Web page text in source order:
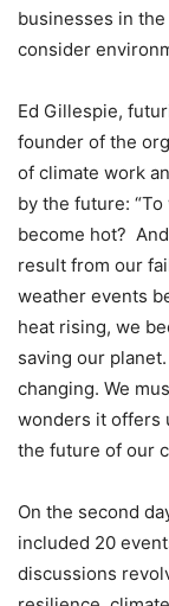
businesses in
consider
Ed Gillespie,
founder of the
of climate work
by the future:
become hot?
result from our
weather events
heat rising, we
saving our
changing. We
wonders it offers
the future of our
On the second
included 20
discussions